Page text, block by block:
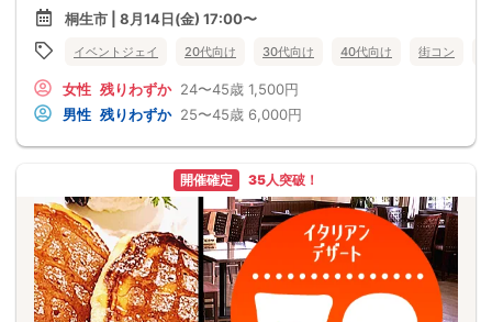
桐生市 | 8月14日(金) 17:00〜
イベントジェイ 20代向け 30代向け 40代向け 街コン
女性 残りわずか 24〜45歳 1,500円
男性 残りわずか 25〜45歳 6,000円
開催確定 35人突破！